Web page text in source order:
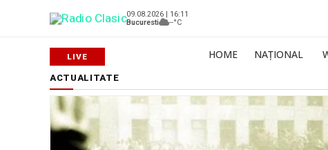
09.08.2026 | 16:11
Bucuresti
--°C
HOME NAȚIONAL
ACTUALITATE